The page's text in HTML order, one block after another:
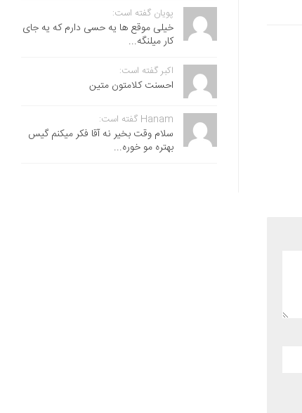
پویان گفته است:
خیلی موقع ها یه حسی دارم که یه جای
کار میلنگه...
اکبر گفته است:
احسنت ‌کلامتون متین
Hanam گفته است:
سلام وقت بخیر نه آقا فکر میکنم گیس
بهتره مو خوره...